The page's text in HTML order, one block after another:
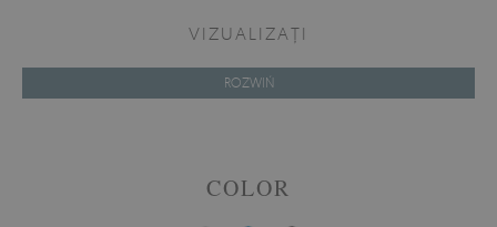
VIZUALIZAȚI
ROZWIŃ
COLOR